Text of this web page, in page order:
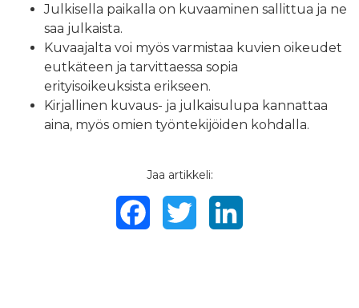
Julkisella paikalla on kuvaaminen sallittua ja ne
saa julkaista.
Kuvaajalta voi myös varmistaa kuvien oikeudet
eutkäteen ja tarvittaessa sopia
erityisoikeuksista erikseen.
Kirjallinen kuvaus- ja julkaisulupa kannattaa
aina, myös omien työntekijöiden kohdalla.
Jaa artikkeli:
FacebookTwitter